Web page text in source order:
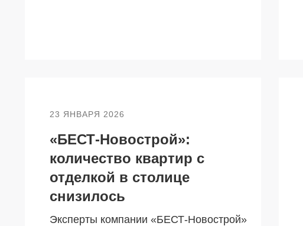
23 ЯНВАРЯ 2026
«БЕСТ-Новострой»:
количество квартир с
отделкой в столице
снизилось
Эксперты компании «БЕСТ-Новострой»